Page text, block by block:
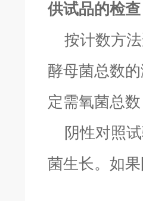
供试品的检查
按计数方法
酵母菌总数
定需氧菌总
阴性对照试
菌生长。如